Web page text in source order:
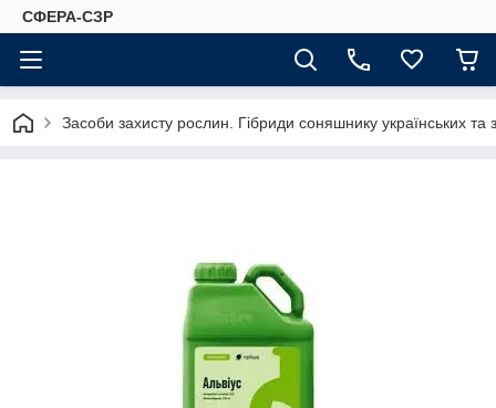
СФЕРА-СЗР
Засоби захисту рослин. Гібриди соняшнику українських та